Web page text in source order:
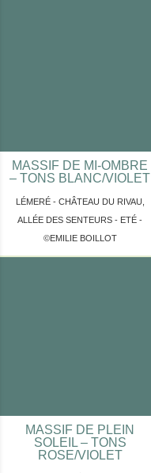
MASSIF DE MI-OMBRE
– TONS BLANC/VIOLET
LÉMERÉ - CHÂTEAU DU RIVAU,
ALLÉE DES SENTEURS - ETÉ -
©EMILIE BOILLOT
MASSIF DE PLEIN
SOLEIL – TONS
ROSE/VIOLET